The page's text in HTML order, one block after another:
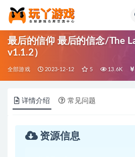
最后的信仰 最后的信念/The
v1.1.2）
全部游戏 2023-12-12 5 13.6K
详情介绍 常见问题
资源信息